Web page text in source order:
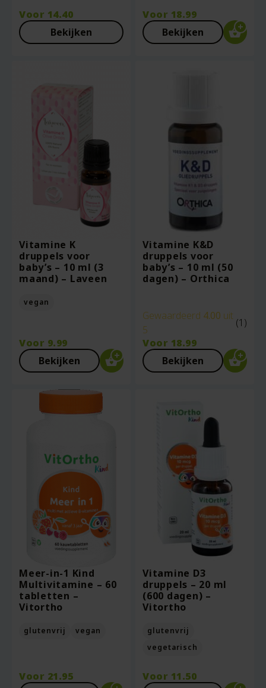
Voor 14.40
Bekijken
Voor 18.99
Bekijken
Vitamine K
druppels voor
baby’s – 10 ml (3
maand) – Laveen
vegan
Voor 9.99
Bekijken
Vitamine K&D
druppels voor
baby’s – 10 ml (50
dagen) – Orthica
Gewaardeerd 4.00 uit
5
(1)
Voor 18.99
Bekijken
Meer-in-1 Kind
Multivitamine – 60
tabletten –
Vitortho
glutenvrij vegan
Voor 21.95
Vitamine D3
druppels – 20 ml
(600 dagen) –
Vitortho
glutenvrij
vegetarisch
Voor 11.50